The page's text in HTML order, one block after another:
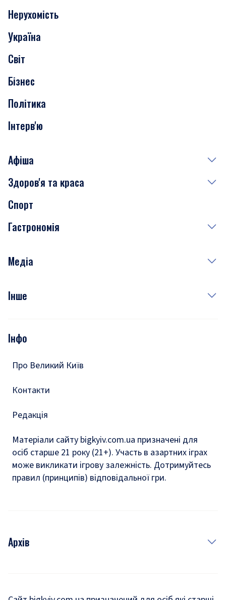
Події
Скандали
Нерухомість
Транспорт
Нерухомість
Україна
Світ
Бізнес
Політика
Інтерв'ю
Афіша
Сьогодні
Завтра
Субота
Здоров'я та краса
Медицина
Краса
Спорт
Гастрономія
Рецепти
Медіа
Фото
Подкасти
Інше
Тести
Інфо
Про Великий Київ
Контакти
Редакція
Матеріали сайту bigkyiv.com.ua призначені для
осіб старше 21 року (21+). Участь в азартних іграх
може викликати ігрову залежність. Дотримуйтесь
правил (принципів) відповідальної гри.
Архів